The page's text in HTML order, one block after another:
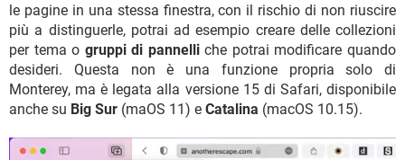
le pagine in una stessa finestra, con il rischio di non riuscire
più a distinguerle, potrai ad esempio creare delle collezioni
per tema o gruppi di pannelliche potrai modificare quando
desideri. Questa non è una funzione propria solo di
Monterey, ma è legata alla versione 15 di Safari, disponibile
anche su Big Sur (maOS 11) e Catalina (macOS 10.15).